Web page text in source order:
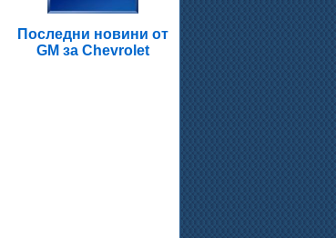
Последни новини от
GM за Chevrolet